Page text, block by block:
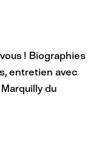
! Biographies
entretien avec
du